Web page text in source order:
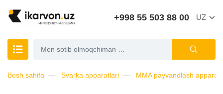
+998 55 503 88 00 UZ
Bosh sahifa Svarka apparatlari MMA payvandlash